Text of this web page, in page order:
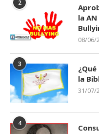
2
la
08/06/
3
la
31/07/
4